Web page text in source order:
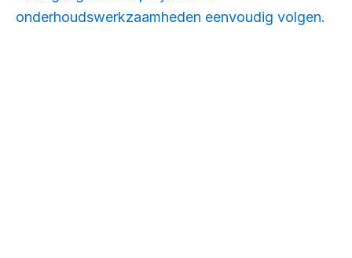
onderhoudswerkzaamheden eenvoudig volgen.